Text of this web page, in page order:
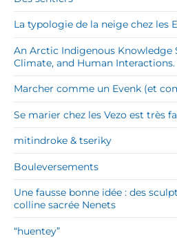
La typologie de la neige chez les
An Arctic Indigenous Knowledge
Climate, and Human Interactions.
Marcher comme un Evenk (et
Se marier chez les Vezo est très
mitindroke & tseriky
Bouleversements
Une fausse bonne idée : des
colline sacrée Nenets
“huentey”